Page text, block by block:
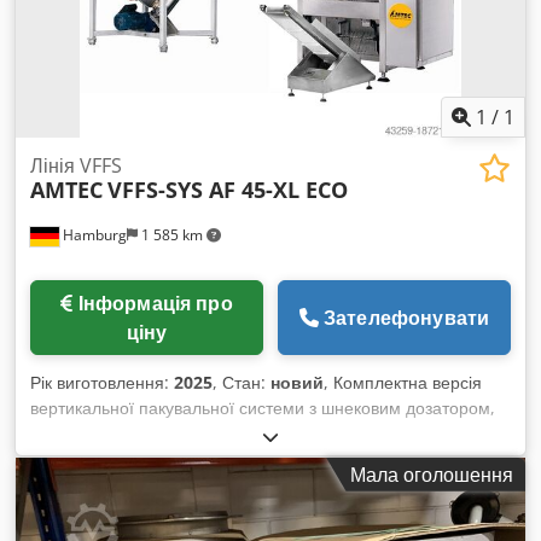
1 / 1
Hamburg 1 585 km
Лінія VFFS
AMTECVFFS-SYS AF 45-XL ECO
ціну
Зателефонувати
Рік виготовлення: 2025, Стан: новий, Комплектна версія
вертикальної пакувальної системи з шнековим дозатором,
шнековим подавальним транспортером і відвідним
стрічковим конвеєром. Підходить для пакування
порошкоподібних продуктів з високою або низькою
сипучістю. Вертикальна пакувальна машина (VFFS)
оснащена наступними компонентами: PLC (сенсорний
Мала оголошення